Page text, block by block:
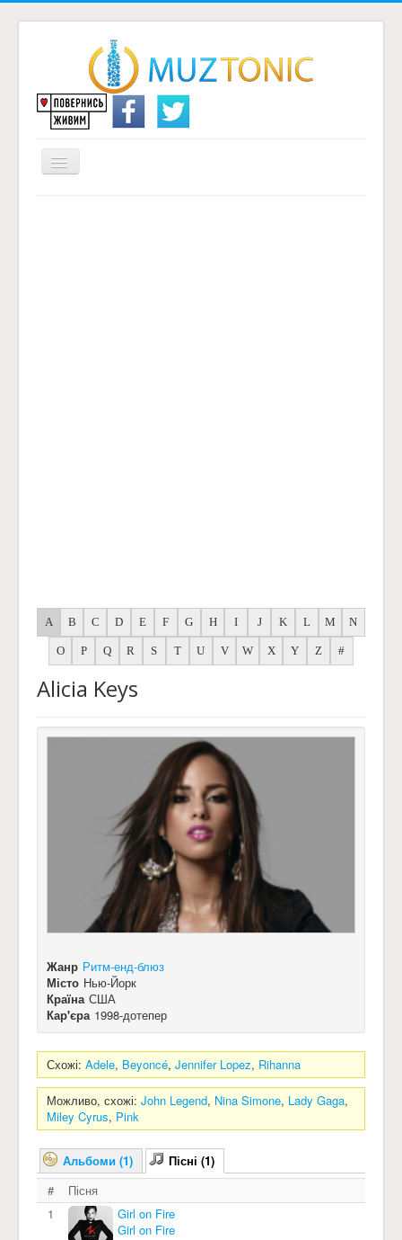
Перемикач
навігації
A B C D E F G H I J K L M N
O P Q R S T U V W X Y Z #
Alicia Keys
Жанр Ритм-енд-блюз
Місто Нью-Йорк
Країна США
Кар'єра 1998-дотепер
Схожі: Adele, Beyoncé, Jennifer Lopez, Rihanna
Можливо, схожі: John Legend, Nina Simone, Lady Gaga,
Miley Cyrus, Pink
Альбоми (1)
Пісні (1)
#
Пісня
1
Girl on Fire
Girl on Fire